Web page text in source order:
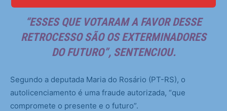
“ESSES QUE VOTARAM A FAVOR DESSE
RETROCESSO SÃO OS EXTERMINADORES
DO FUTURO”, SENTENCIOU.
Segundo a deputada Maria do Rosário (PT-RS), o
autolicenciamento é uma fraude autorizada, “que
compromete o presente e o futuro”.